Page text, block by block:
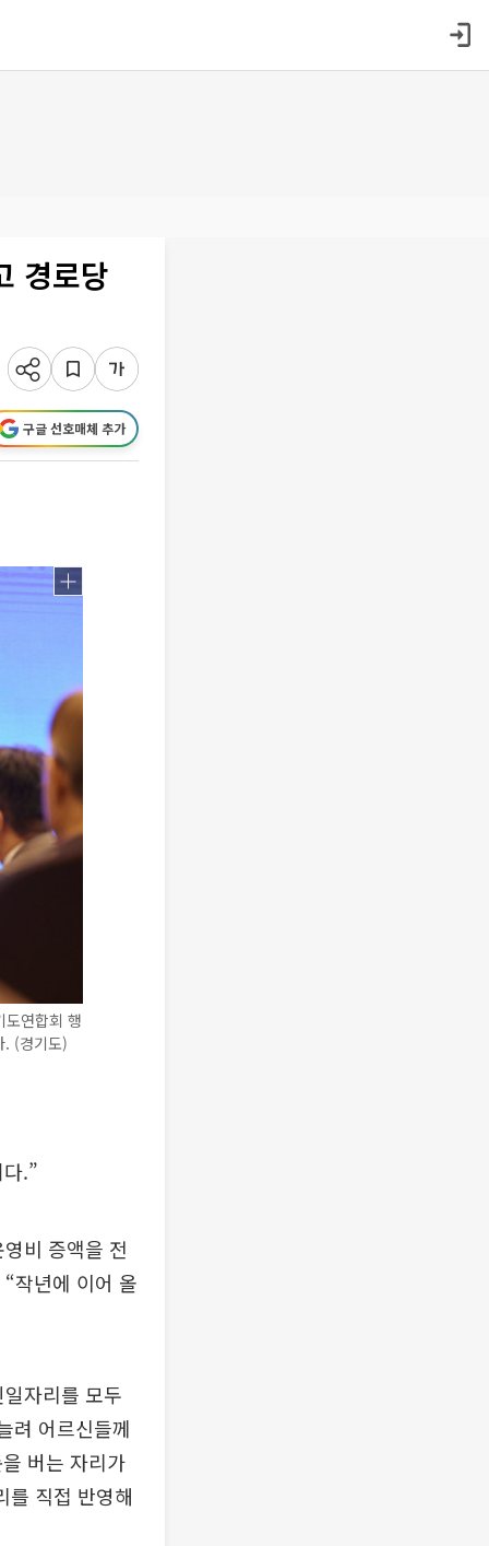
경로당
구글 선호매체 추가
연합회 행
. (경기도)
.”
비 증액을 전
작년에 이어 올
자리를 모두
려 어르신들께
버는 자리가
를 직접 반영해